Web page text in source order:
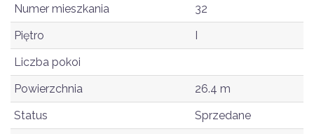
Numer mieszkania
32
Piętro
I
Liczba pokoi
Powierzchnia
26.4 m
Status
Sprzedane